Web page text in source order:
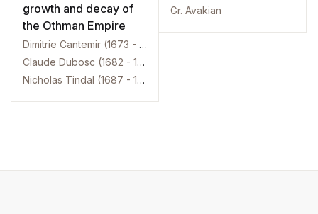
growth and decay of
the Othman Empire
Dimitrie Cantemir (1673 - 1723)
Claude Dubosc (1682 - 1745)
Nicholas Tindal (1687 - 1774)
Gr. Avakian